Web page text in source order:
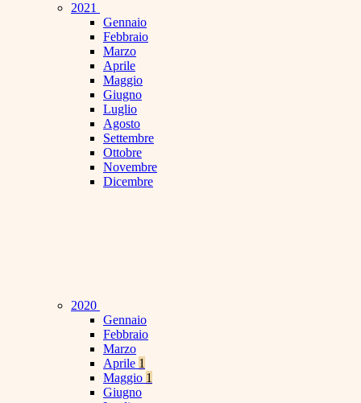
2021
Gennaio
Febbraio
Marzo
Aprile
Maggio
Giugno
Luglio
Agosto
Settembre
Ottobre
Novembre
Dicembre
2020
Gennaio
Febbraio
Marzo
Aprile 1
Maggio 1
Giugno